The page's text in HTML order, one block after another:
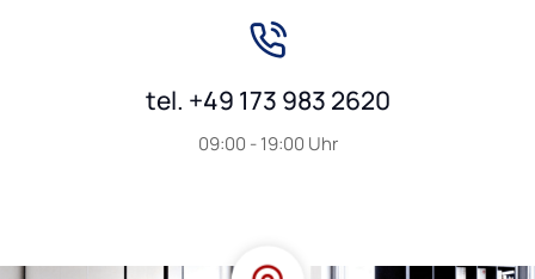
tel. +49 173 983 2620
09:00 - 19:00 Uhr